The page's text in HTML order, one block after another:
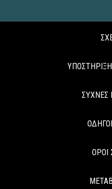
ΣΥΧΝΕΣ
ΟΡΟΙ